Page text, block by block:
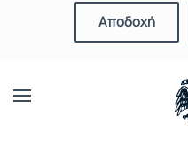
Αποδοχή